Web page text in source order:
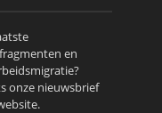
en
onze nieuwsbrief